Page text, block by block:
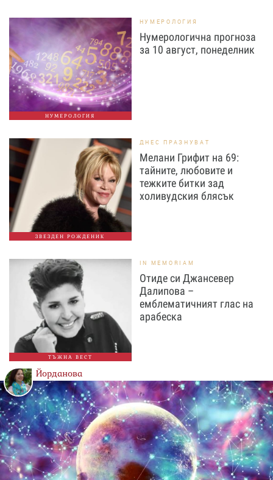
НУМЕРОЛОГИЯ
НУМЕРОЛОГИЯ
Нумерологична прогноза
за 10 август, понеделник
ЗВЕЗДЕН РОЖДЕНИК
ДНЕС ПРАЗНУВАТ
Мелани Грифит на 69:
тайните, любовите и
тежките битки зад
холивудския блясък
ТЪЖНА ВЕСТ
IN MEMORIAM
Отиде си Джансевер
Далипова –
емблематичният глас на
арабеска
Йорданова